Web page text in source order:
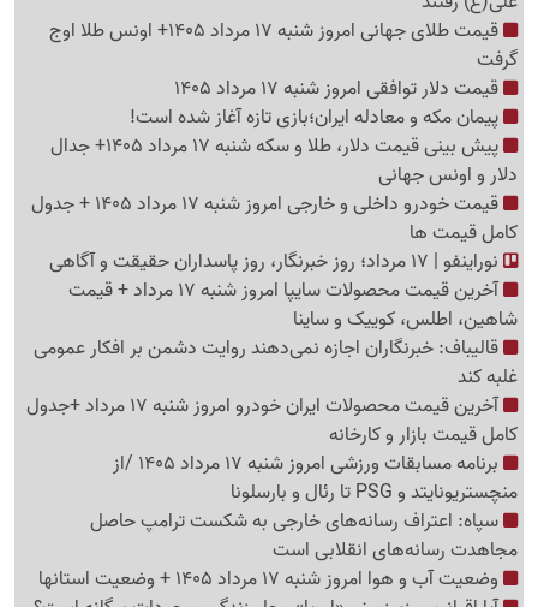
قیمت طلای جهانی امروز شنبه 17 مرداد 1405+ اونس طلا اوج
گرفت
قیمت دلار توافقی امروز شنبه 17 مرداد 1405
پیمان مکه و معادله ایران؛بازی تازه آغاز شده است!
پیش ‌بینی قیمت دلار، طلا و سکه شنبه 17 مرداد 1405+ جدال
دلار و اونس جهانی
قیمت خودرو داخلی و خارجی امروز شنبه 17 مرداد 1405 + جدول
کامل قیمت ها
نوراینفو | 17 مرداد؛ روز خبرنگار، روز پاسداران حقیقت و آگاهی
آخرین قیمت محصولات سایپا امروز شنبه 17 مرداد + قیمت
شاهین، اطلس، کوییک و ساینا
قالیباف: خبرنگاران اجازه نمی‌دهند روایت دشمن بر افکار عمومی
غلبه کند
آخرین قیمت محصولات ایران خودرو امروز شنبه 17 مرداد +جدول
کامل قیمت بازار و کارخانه
برنامه مسابقات ورزشی امروز شنبه 17 مرداد 1405 /از
منچستریونایتد و PSG تا رئال و بارسلونا
سپاه: اعتراف رسانه‌های خارجی به شکست ترامپ حاصل
مجاهدت رسانه‌های انقلابی است
وضعیت آب و هوا امروز شنبه 17 مرداد 1405 + وضعیت استانها